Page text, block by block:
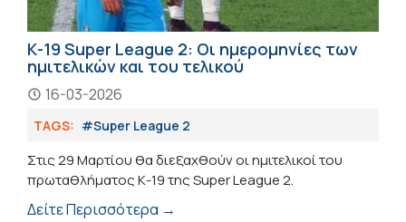
Κ-19 Super League 2: Οι ημερομηνίες των
ημιτελικών και του τελικού
16-03-2026
TAGS: #Super League 2
Στις 29 Μαρτίου θα διεξαχθούν οι ημιτελικοί του
πρωταθλήματος Κ-19 της Super League 2.
Δείτε Περισσότερα →